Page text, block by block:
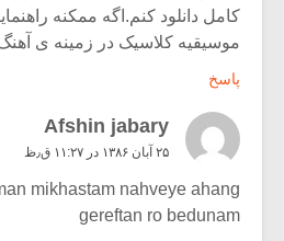
کامل دانلود کنم.اگه ممکنه
موسیقیه کلاسیک در زمینه ی
پاسخ
Afshin jabary
۲۵ آبان ۱۳۸۶ در ۱۱:۲۷ ق٫ظ
mikhastam nahveye ahang
gereftan ro bedunam